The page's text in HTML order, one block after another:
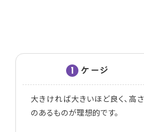
1 ケージ
大きければ大きいほど良く、高さ
のあるものが理想的です。